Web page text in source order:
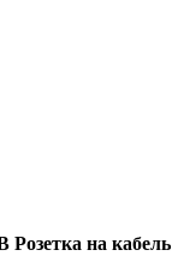
на кабель